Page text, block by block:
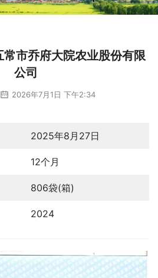
市乔府大院农业股份有限
公司
2026年7月1日 下午2:34
2025年8月27日
12个月
806袋(箱)
2024